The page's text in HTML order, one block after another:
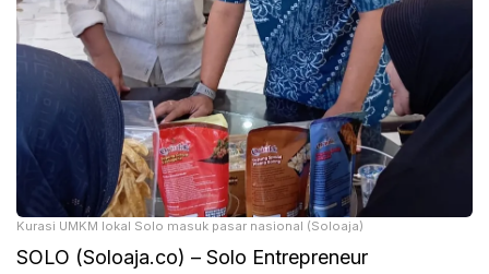
Kurasi UMKM lokal Solo masuk pasar nasional (Soloaja)
SOLO (Soloaja.co) – Solo Entrepreneur